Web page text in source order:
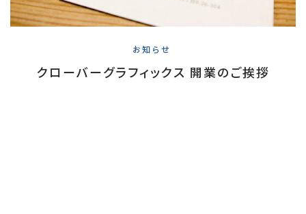
お知らせ
クローバーグラフィックス 開業のご挨拶